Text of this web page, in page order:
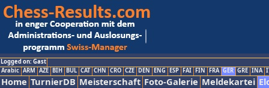
Logged on: Gast
Arabic ARM AZE BIH BUL CAT CHN CRO CZE DEN ENG ESP FAI FIN FRA GER GRE INA
Home TurnierDB Meisterschaft Foto-Galerie Meldekartei